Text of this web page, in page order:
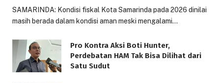
SAMARINDA: Kondisi fiskal Kota Samarinda pada 2026 dinilai
masih berada dalam kondisi aman meski mengalami…
Pro Kontra Aksi Boti Hunter,
Perdebatan HAM Tak Bisa Dilihat dari
Satu Sudut